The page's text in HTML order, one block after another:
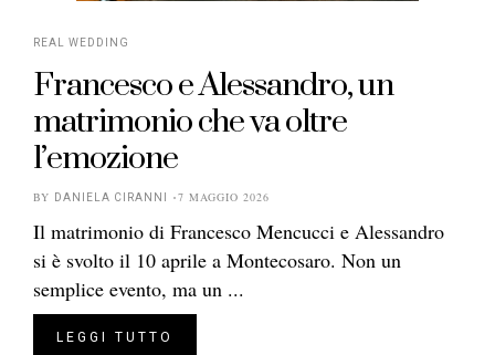
REAL WEDDING
Francesco e Alessandro, un
matrimonio che va oltre
l’emozione
BY DANIELA CIRANNI 7 MAGGIO 2026
Il matrimonio di Francesco Mencucci e Alessandro
si è svolto il 10 aprile a Montecosaro. Non un
semplice evento, ma un ...
LEGGI TUTTO